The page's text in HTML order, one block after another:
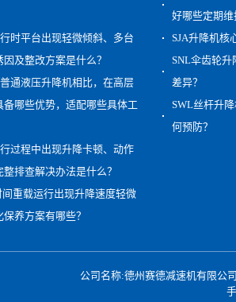
时平台出现轻微倾斜、多台
及整改方案是什么？
通液压升降机相比，在高层
哪些优势，适配哪些具体工
过程中出现升降卡顿、动作
排查解决办法是什么？
重载运行出现升降速度轻微
养方案有哪些？
好哪些定期
SJA升降机核
SNL伞齿轮升
差异？
SWL丝杆升
何预防？
公司名称:德州赛德减速机有限公